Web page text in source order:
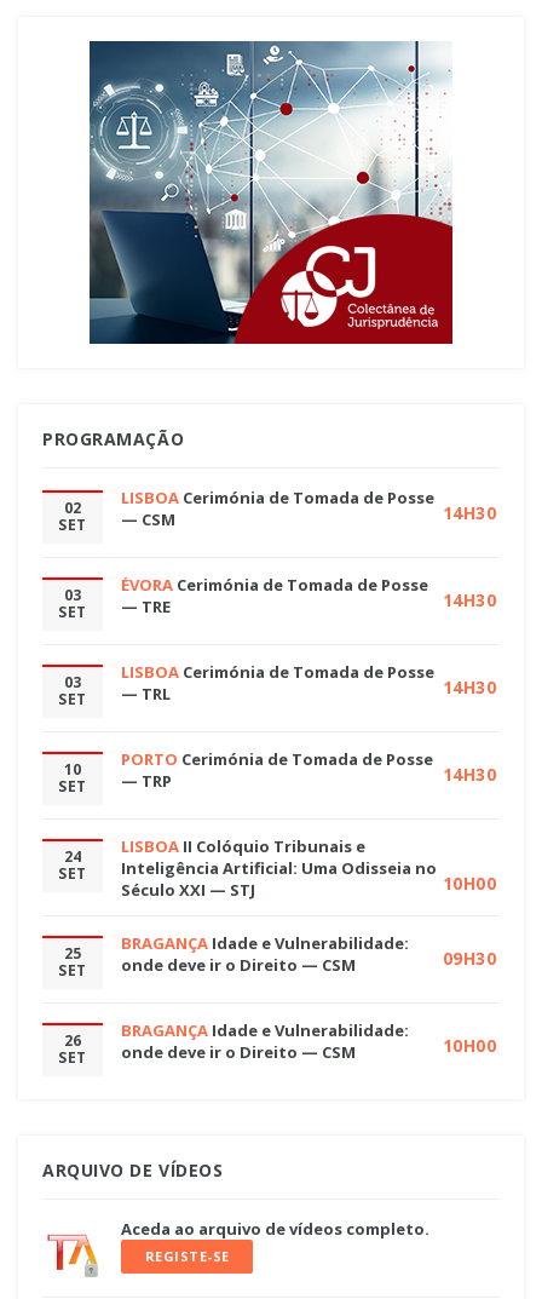
PROGRAMAÇÃO
02
SET
LISBOA Cerimónia de Tomada de Posse
— CSM
14H30
03
SET
ÉVORA Cerimónia de Tomada de Posse
— TRE
14H30
03
SET
LISBOA Cerimónia de Tomada de Posse
— TRL
14H30
10
SET
PORTO Cerimónia de Tomada de Posse
— TRP
14H30
24
SET
LISBOA II Colóquio Tribunais e
Inteligência Artificial: Uma Odisseia no
Século XXI — STJ
10H00
25
SET
BRAGANÇA Idade e Vulnerabilidade:
onde deve ir o Direito — CSM
09H30
26
SET
BRAGANÇA Idade e Vulnerabilidade:
onde deve ir o Direito — CSM
10H00
ARQUIVO DE VÍDEOS
Aceda ao arquivo de vídeos completo.
REGISTE-SE